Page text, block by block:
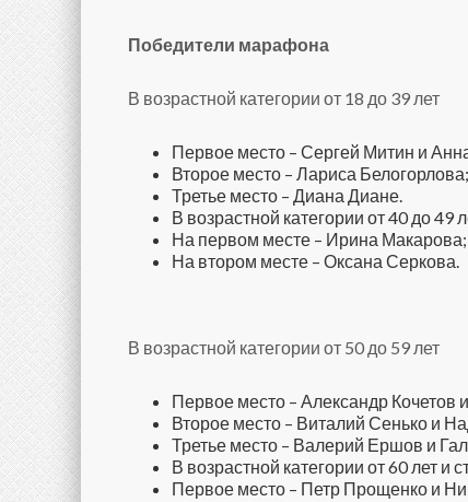
Победители марафона
В возрастной категории от 18 до 39 лет
Первое место – Сергей Митин и
Второе место – Лариса Белогорлова;
Третье место – Диана Диане.
В возрастной категории от 40 до 49
На первом месте – Ирина Макарова;
На втором месте – Оксана Серкова.
В возрастной категории от 50 до 59 лет
Первое место – Александр Кочетов
Второе место – Виталий Сенько и
Третье место – Валерий Ершов и
В возрастной категории от 60 лет и
Первое место – Петр Прощенко и